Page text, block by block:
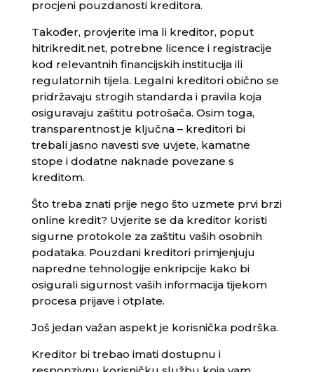
procjeni pouzdanosti kreditora.
Također, provjerite ima li kreditor, poput
hitrikredit.net, potrebne licence i registracije
kod relevantnih financijskih institucija ili
regulatornih tijela. Legalni kreditori obično se
pridržavaju strogih standarda i pravila koja
osiguravaju zaštitu potrošača. Osim toga,
transparentnost je ključna – kreditori bi
trebali jasno navesti sve uvjete, kamatne
stope i dodatne naknade povezane s
kreditom.
Što treba znati prije nego što uzmete prvi brzi
online kredit? Uvjerite se da kreditor koristi
sigurne protokole za zaštitu vaših osobnih
podataka. Pouzdani kreditori primjenjuju
napredne tehnologije enkripcije kako bi
osigurali sigurnost vaših informacija tijekom
procesa prijave i otplate.
Još jedan važan aspekt je korisnička podrška.
Kreditor bi trebao imati dostupnu i